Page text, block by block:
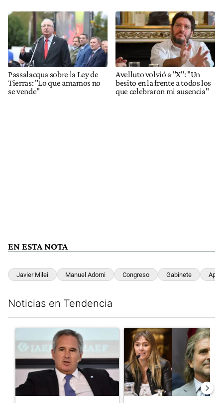
Passalacqua sobre la Ley de
Tierras: "Lo que amamos no
se vende"
Avelluto volvió a "X": "Un
besito en la frente a todos los
que celebraron mi ausencia"
EN ESTA NOTA
Javier Milei Manuel Adorni Congreso Gabinete
Noticias en Tendencia
Un artículo de tendencia con el título ""Si no está de acuerdo
Un artículo de tendencia